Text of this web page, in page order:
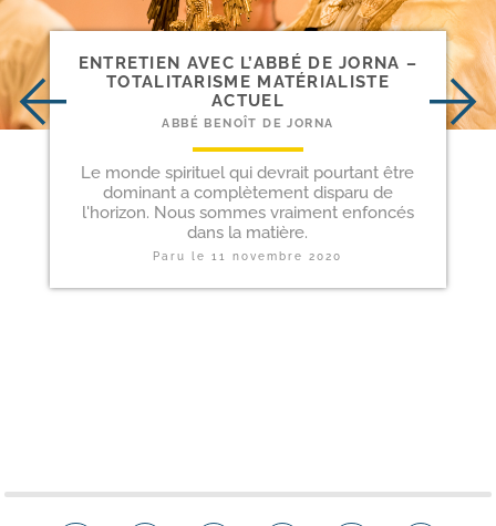
ENTRETIEN AVEC L’ABBÉ DE JORNA –
TOTALITARISME MATÉRIALISTE
ACTUEL
ABBÉ BENOÎT DE JORNA
Le monde spirituel qui devrait pourtant être
dominant a complètement disparu de
l'horizon. Nous sommes vraiment enfoncés
dans la matière.
Paru le11 novembre 2020